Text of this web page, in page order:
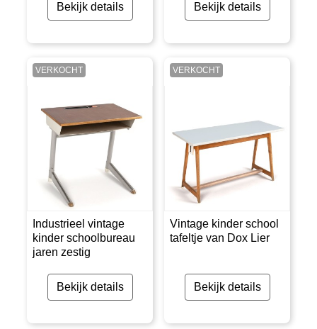
Bekijk details Bekijk details
VERKOCHT
Industrieel vintage
kinder schoolbureau
jaren zestig
Bekijk details
VERKOCHT
Vintage kinder school
tafeltje van Dox Lier
Bekijk details